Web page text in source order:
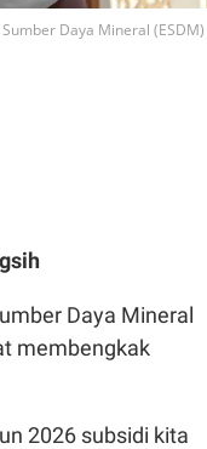
Daya Mineral (ESDM)
Daya Mineral
membengkak
2026 subsidi kita